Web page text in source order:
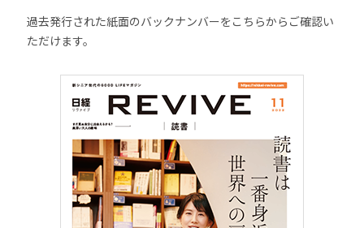
過去発行された紙面のバックナンバーをこちらからご確認い
ただけます。